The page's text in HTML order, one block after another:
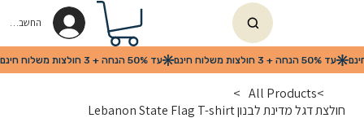
החשבון שלי
>
All Products
>
חולצת דגל מדינת לבנון Lebanon State Flag T-shirt